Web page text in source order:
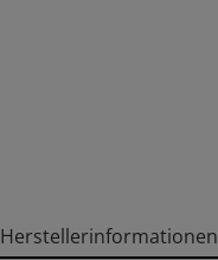
Herstellerinformationen